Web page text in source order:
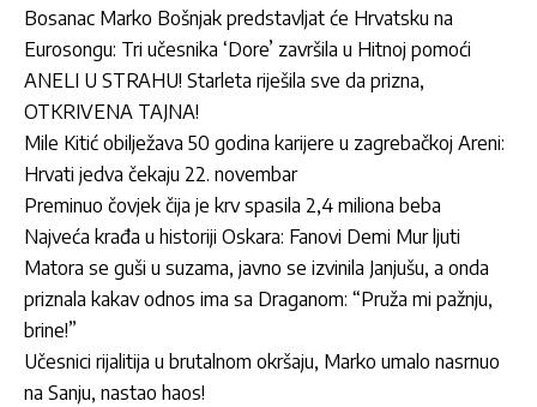
Bosanac Marko Bošnjak predstavljat će Hrvatsku na
Eurosongu: Tri učesnika ‘Dore’ završila u Hitnoj pomoći
ANELI U STRAHU! Starleta riješila sve da prizna,
OTKRIVENA TAJNA!
Mile Kitić obilježava 50 godina karijere u zagrebačkoj Areni:
Hrvati jedva čekaju 22. novembar
Preminuo čovjek čija je krv spasila 2,4 miliona beba
Najveća krađa u historiji Oskara: Fanovi Demi Mur ljuti
Matora se guši u suzama, javno se izvinila Janjušu, a onda
priznala kakav odnos ima sa Draganom: “Pruža mi pažnju,
brine!”
Učesnici rijalitija u brutalnom okršaju, Marko umalo nasrnuo
na Sanju, nastao haos!